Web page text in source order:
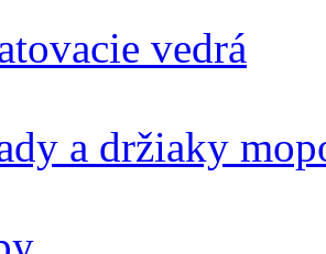
vedrá
a držiaky